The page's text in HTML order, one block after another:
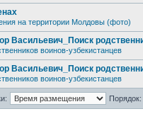
на территории Молдовы (фото)
Васильевич_Поиск
воинов-узбекистанцев
Васильевич_Поиск
воинов-узбекистанцев
Порядок: